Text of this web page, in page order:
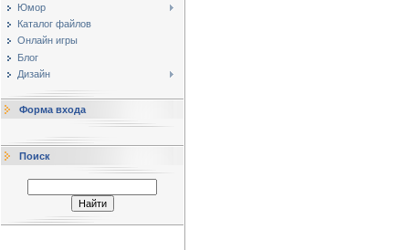
Юмор
Каталог файлов
Онлайн игры
Блог
Дизайн
Форма входа
Поиск